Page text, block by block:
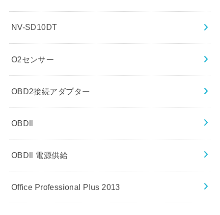
NV-SD10DT
O2センサー
OBD2接続アダプター
OBDII
OBDII 電源供給
Office Professional Plus 2013